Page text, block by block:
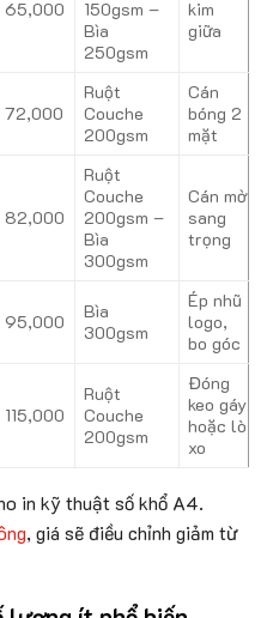
65,000
150gsm –
Bìa
250gsm
kim
giữa
72,000
Ruột
Couche
200gsm
Cán
bóng 2
mặt
82,000
Ruột
Couche
200gsm –
Bìa
300gsm
Cán mờ
sang
trọng
95,000
Bìa
300gsm
Ép nhũ
logo,
bo góc
115,000
Ruột
Couche
200gsm
Đóng
keo gáy
hoặc lò
xo
in kỹ thuật số khổ A4.
, giá sẽ điều chỉnh giảm từ